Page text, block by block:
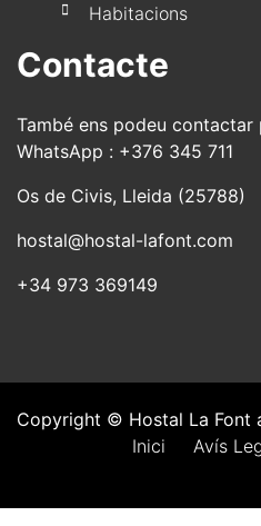
Habitacions
Contacte
També ens podeu contactar
WhatsApp : +376 345 711
Os de Civis, Lleida (25788)
hostal@hostal-lafont.com
+34 973 369149
Copyright © Hostal La Font
Inici
Avís